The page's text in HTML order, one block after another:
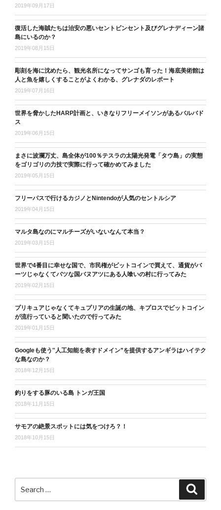
2019年09月17日
復活した海賊たちは治安の悪いセントビンセント及びグレナディーン諸
島にいるのか？
2019年08月15日
彫刻を海に沈めたら、観光名所になってサンゴも育った！海底美術館は
人と魚を嬉しくすることがよくわかる、グレナダのレポート
2019年07月16日
世界を脅かしたHARP計画と、いきなりフリーメイソンがあるバルバド
ス
2019年06月15日
まさに波瀾万丈、島全体が100％テスラの太陽光発電「タウ島」の実態
をゴリゴリの力技で実際に行って確かめてみました
2019年05月15日
フリーパスで行けるカジノとNintendoが人気のセントルシア
2019年04月15日
マルタ島なのにマルチーズがいないなんて本当？
2019年03月15日
世界で4番目に幸せな国で、市民権がビットコインで買えて、通貨がバ
ーツじゃなくてバツな国バヌアツにある人喰いの村に行ってみた
2019年02月15日
プリキュアじゃなくてキュプリアの生誕の地、キプロスでビットコイン
が流行っていると聞いたので行ってみた
2019年01月15日
Googleも使う‟人工知能を表すドメイン”を提供するアンギラはハイテク
な島なのか？
2018年12月15日
釣りをする豚のいる島 トンガ王国
2018年11月15日
サモアの絶景スポットには気をつけろ？！
2018年10月15日